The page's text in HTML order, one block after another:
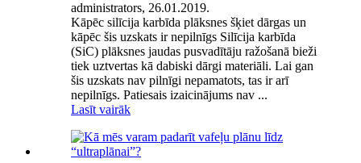
administrators, 26.01.2019.
Kāpēc silīcija karbīda plāksnes šķiet dārgas un
kāpēc šis uzskats ir nepilnīgs Silīcija karbīda
(SiC) plāksnes jaudas pusvadītāju ražošanā bieži
tiek uztvertas kā dabiski dārgi materiāli. Lai gan
šis uzskats nav pilnīgi nepamatots, tas ir arī
nepilnīgs. Patiesais izaicinājums nav ...
Lasīt vairāk